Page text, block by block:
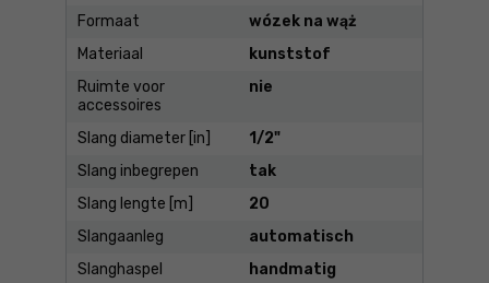
Formaat
wózek na wąż
Materiaal
kunststof
Ruimte voor
accessoires
nie
Slang diameter [in]
1/2"
Slang inbegrepen
tak
Slang lengte [m]
20
Slangaanleg
automatisch
Slanghaspel
handmatig